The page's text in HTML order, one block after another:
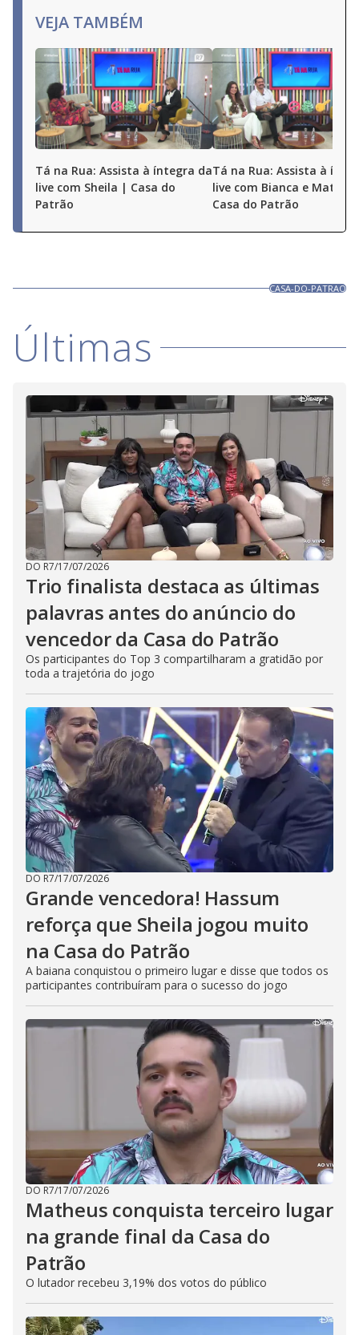
VEJA TAMBÉM
Tá na Rua: Assista à íntegra da
live com Sheila | Casa do
Patrão
Tá na Rua: Assista à
live com Bianca e
Casa do Patrão
CASA-DO-PATRAO
Últimas
DO R7/17/07/2026
Trio finalista destaca as últimas
palavras antes do anúncio do
vencedor da Casa do Patrão
Os participantes do Top 3 compartilharam a gratidão por
toda a trajetória do jogo
DO R7/17/07/2026
Grande vencedora! Hassum
reforça que Sheila jogou muito
na Casa do Patrão
A baiana conquistou o primeiro lugar e disse que todos os
participantes contribuíram para o sucesso do jogo
DO R7/17/07/2026
Matheus conquista terceiro lugar
na grande final da Casa do
Patrão
O lutador recebeu 3,19% dos votos do público